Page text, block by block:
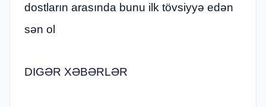
dostların arasında bunu ilk tövsiyyə edən
sən ol
DIGƏR XƏBƏRLƏR